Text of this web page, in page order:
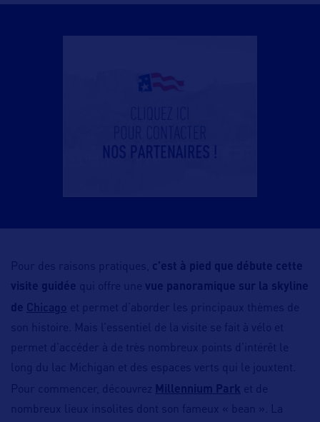
Pour des raisons pratiques, c’est à pied que débute cette
visite guidée qui offre une vue panoramique sur la skyline
de Chicago et permet d’aborder les principaux thèmes de
son histoire. Mais l’essentiel de la visite se fait à vélo et
permet d’accéder à de très nombreux points d’intérêt le
long du lac Michigan et des espaces verts qui le jouxtent.
Pour commencer, découvrez Millennium Park et de
nombreux lieux insolites dont son fameux « bean ». La